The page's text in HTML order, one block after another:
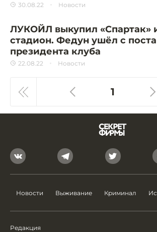
30.08.22 Новости
ЛУКОЙЛ выкупил «Спартак»
стадион. Федун ушёл с поста
президента клуба
22.08.22 Новости
1
Новости Выживание Криминал
Редакция